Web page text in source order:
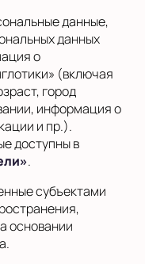
данные,
данных
о
(включая
город
информация о
и пр.).
доступны в
.
субъектами
основании